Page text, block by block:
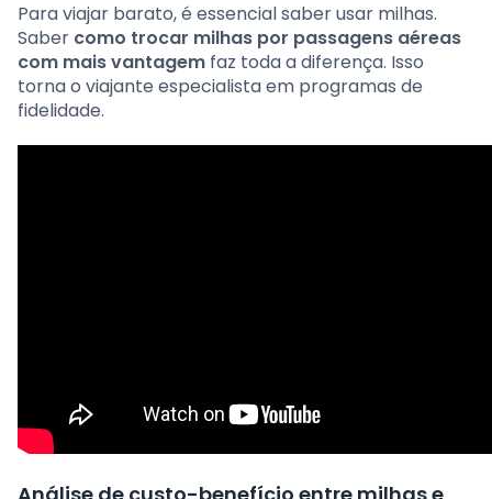
Para viajar barato, é essencial saber usar milhas.
Saber como trocar milhas por passagens aéreas
com mais vantagem faz toda a diferença. Isso
torna o viajante especialista em programas de
fidelidade.